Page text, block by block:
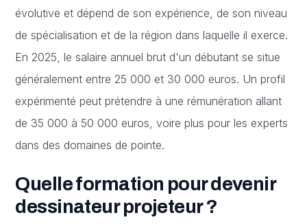
évolutive et dépend de son expérience, de son niveau
de spécialisation et de la région dans laquelle il exerce.
En 2025, le salaire annuel brut d'un débutant se situe
généralement entre 25 000 et 30 000 euros. Un profil
expérimenté peut prétendre à une rémunération allant
de 35 000 à 50 000 euros, voire plus pour les experts
dans des domaines de pointe.
Quelle formation pour devenir
dessinateur projeteur ?